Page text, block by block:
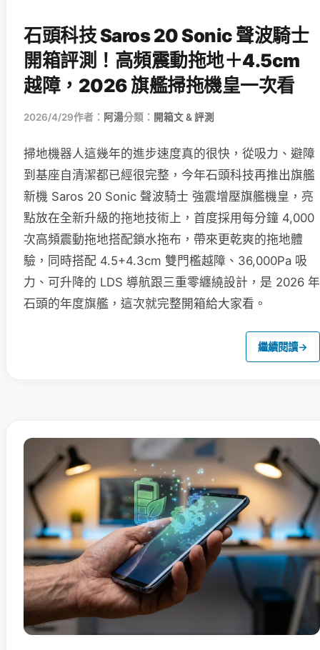
石頭科技 Saros 20 Sonic 聲波騎士
開箱評測！高頻震動拖地＋4.5cm
越障，2026 旗艦掃拖機皇一次看
2026/4/29作者： 阿湯分類： 開箱文 & 評測
掃地機器人這幾年的進步速度真的很快，從吸力、避障
到基座自清潔都已經很完整，今年石頭科技再推出旗艦
新機 Saros 20 Sonic 聲波騎士 強震增壓旗艦機皇，亮
點放在全新升級的拖地技術上，首度採用每分鐘 4,000
次高頻震動拖地搭配鎖水拖布，帶來更乾爽的拖地體
驗，同時搭配 4.5+4.3cm 雙門檻越障、36,000Pa 吸
力、可升降的 LDS 導航跟三重零纏繞設計，是 2026 年
石頭的年度旗艦，這次就完整開箱給大家看。
繼續閱讀→